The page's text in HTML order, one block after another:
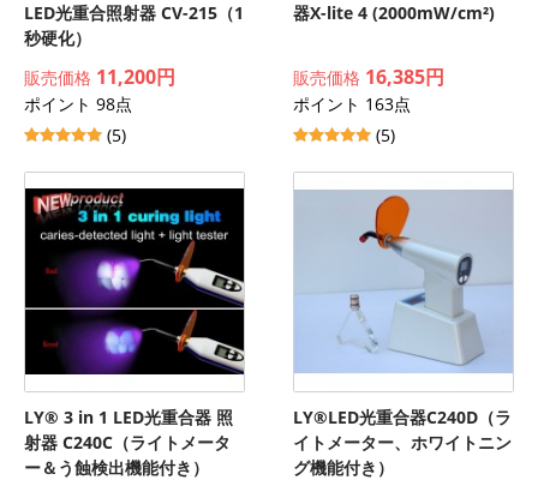
LED光重合照射器 CV-215（1
秒硬化）
販売価格 11,200円
ポイント 98点
(5)
器X-lite 4 (2000mW/cm²)
販売価格 16,385円
ポイント 163点
(5)
LY® 3 in 1 LED光重合器 照
射器 C240C（ライトメータ
ー＆う蝕検出機能付き）
LY®LED光重合器C240D（ラ
イトメーター、ホワイトニン
グ機能付き）